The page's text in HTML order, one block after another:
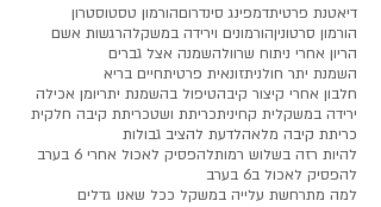
דיאטנת פרטיתדמפינג סינדרוםהורמון טסטוסטרון
הורמון סרטוניןהורמונים וירידה במשקלהרגשות אשם
הריון אחרי ניתוח שרוולהשמנה אצל גברים
השמנת יתר חולניתזונאית פרטיתחיים בריא
חלבון אחרי קיצור קיבהטיפול בהשמנת יתריומן אכילה
ירידה במשקלית קחיניתכריתת ושטכריתת קיבה חלקית
כריתת קיבה מלאהלדעת להציב גבולות
להיות רזה בשלוש רמותלהפסיק לאכול אחרי 6 בערב
להפסיק לאכול ב6 בערב
למה מתרחשת עלייה במשקל ככל שאנו גדלים